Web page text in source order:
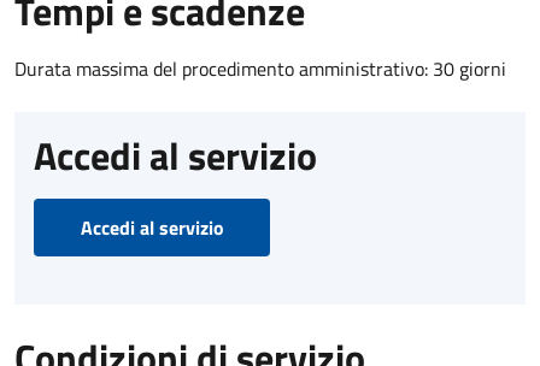
Durata massima del procedimento amministrativo: 30 giorni
Accedi al servizio
Accedi al servizio